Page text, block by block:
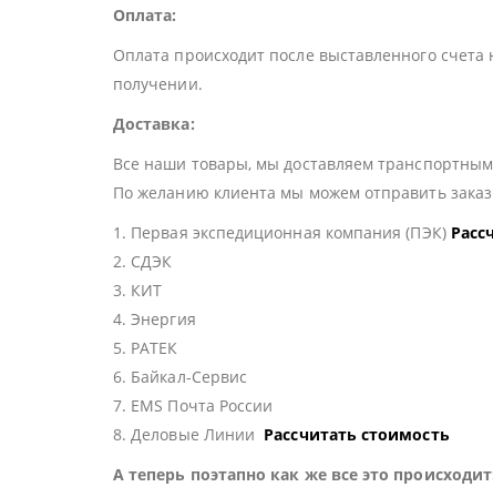
Оплата:
Оплата происходит после выставленного
получении.
Доставка:
Все наши товары, мы доставляем
По желанию клиента мы можем отправить
1. Первая экспедиционная компания (ПЭК)
2. СДЭК
3. КИТ
4. Энергия
5. РАТЕК
6. Байкал-Сервис
7. EMS Почта России
8. Деловые Линии Рассчитать стоимость
А теперь поэтапно как же все это